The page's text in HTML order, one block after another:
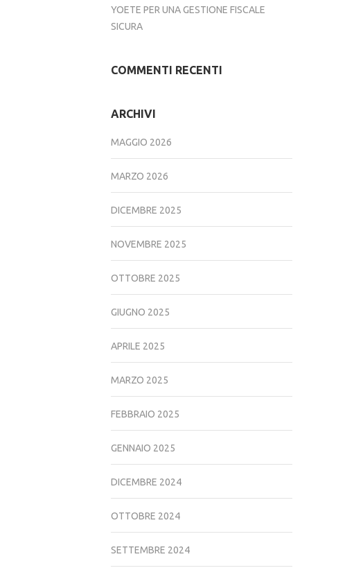
YOETE PER UNA GESTIONE FISCALE
SICURA
COMMENTI RECENTI
ARCHIVI
MAGGIO 2026
MARZO 2026
DICEMBRE 2025
NOVEMBRE 2025
OTTOBRE 2025
GIUGNO 2025
APRILE 2025
MARZO 2025
FEBBRAIO 2025
GENNAIO 2025
DICEMBRE 2024
OTTOBRE 2024
SETTEMBRE 2024